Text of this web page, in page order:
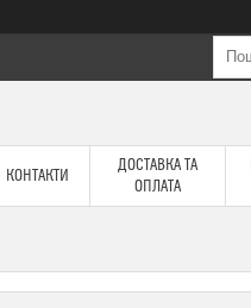
КОНТАКТИ
ДОСТАВКА ТА
ОПЛАТА